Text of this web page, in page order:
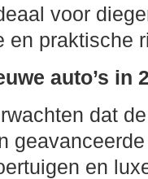
voor
en praktische
auto’s in
dat
en